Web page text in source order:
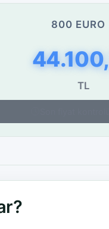
800 EURO
TL